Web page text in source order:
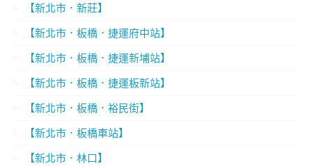
【新北市．新莊】
【新北市．板橋．捷運府中站】
【新北市．板橋．捷運新埔站】
【新北市．板橋．捷運板新站】
【新北市．板橋．裕民街】
【新北市．板橋車站】
【新北市．林口】